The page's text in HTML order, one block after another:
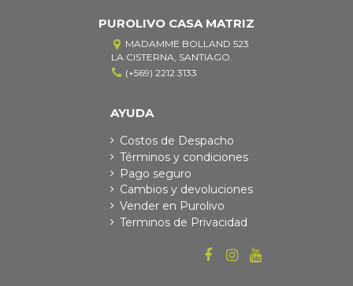
PUROLIVO CASA MATRIZ
MADAMME BOLLAND 523
LA CISTERNA, SANTIAGO.
(+569) 2212 3133
AYUDA
Costos de Despacho
Términos y condiciones
Pago seguro
Cambios y devoluciones
Vender en Purolivo
Terminos de Privacidad